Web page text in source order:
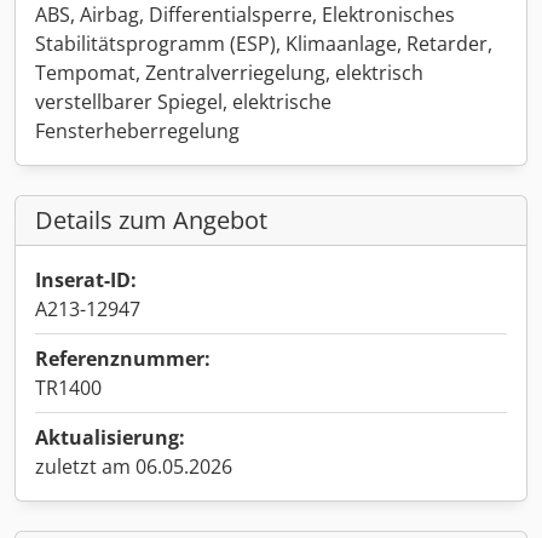
ABS, Airbag, Differentialsperre, Elektronisches
Stabilitätsprogramm (ESP), Klimaanlage, Retarder,
Tempomat, Zentralverriegelung, elektrisch
verstellbarer Spiegel, elektrische
Fensterheberregelung
Details zum Angebot
Inserat-ID:
A213-12947
Referenznummer:
TR1400
Aktualisierung:
zuletzt am 06.05.2026